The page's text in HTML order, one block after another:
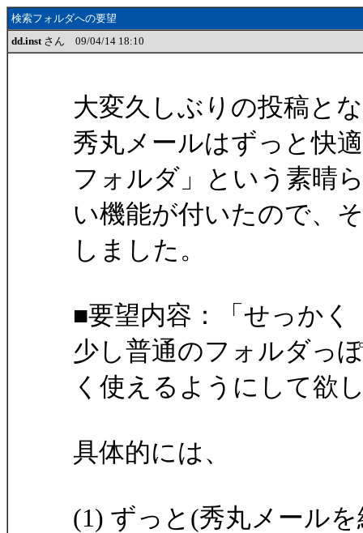
検索フォルダへの要望
dd.instさん 09/04/14 18:10
大変久しぶりの投稿と
秀丸メールはずっと快
フォルダ」という素晴
い機能が付いたので、
しました。
■要望内容：「せっか
少し普通のフォルダっ
く使えるようにして欲
具体的には、
(1) ずっと(秀丸メール